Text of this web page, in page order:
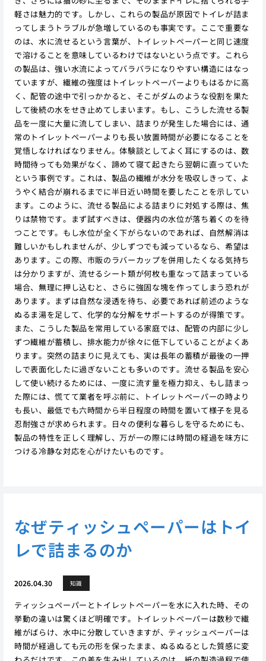
軽さは魅力的です。しかし、これらの製品が原因でトイレが詰ま
ってしまうトラブルが急増しているのも事実です。ここで重要な
のは、水に流せるという言葉が、トイレットペーパーと同じ速度
で溶けることを意味しているわけではないという点です。これら
の製品は、強い水流によってバラバラになりやすい構造にはなっ
ていますが、繊維の強度はトイレットペーパーよりもはるかに高
く、配管の途中で引っかかると、そこがダムのような役割を果た
して後続の水をせき止めてしまいます。もし、こうした流せる製
品を一度に大量に流してしまい、詰まりが発生した場合には、通
常のトイレットペーパーよりも長い放置時間が必要になることを
覚悟しなければなりません。体験談としてよく耳にするのは、数
時間待っても効果がなく、諦めて寝て起きたら翌朝に直っていた
という事例です。これは、製品の繊維が水分を吸収しきって、よ
うやく結合が崩れるまでに半日近い時間を要したことを示してい
ます。このように、流せる製品による詰まりに対処する際は、焦
りは禁物です。まず試すべきは、便器内の水位が落ち着くのを待
つことです。もし水位が全く下がらないのであれば、自然解消は
難しいかもしれませんが、少しずつでも減っているなら、希望は
あります。この際、市販のラバーカップを併用したくなる気持ち
は分かりますが、流せるシート類が何枚も重なって詰まっている
場合、無理に押し込むと、さらに強固な塊を作ってしまう恐れが
あります。まずは自然な浸透を待ち、必要であれば前述のような
ぬるま湯を足して、化学的な分解をサポートするのが得策です。
また、こうした製品を常用している家庭では、配管の内部に少し
ずつ繊維が蓄積し、排水能力が徐々に低下していることがよくあ
ります。突然の詰まりに見えても、実は長年の蓄積が最後の一押
しで表面化したに過ぎないことも多いのです。流せる製品を安心
して使い続けるためには、一度に流す量を極力抑え、もし詰まっ
た際には、慌てて業者を呼ぶ前に、トイレットペーパーの時より
も長い、最低でも六時間から半日程度の時間を置いて様子を見る
忍耐強さが求められます。日々の便利な暮らしを守るためにも、
製品の特性を正しく理解し、万が一の際には時間の経過を味方に
つける冷静な対応を心がけたいものです。
なぜティッシュペーパーはトイ
レで詰まるのか
2026.04.30 知識
ティッシュペーパーとトイレットペーパーを水に入れた時、その
挙動の違いは驚くほど明確です。トイレットペーパーは数秒で繊
維がばらけ、水中に分散していきますが、ティッシュペーパーは
時間が経過しても元の形を保ったまま、ぬるぬるとした質感に変